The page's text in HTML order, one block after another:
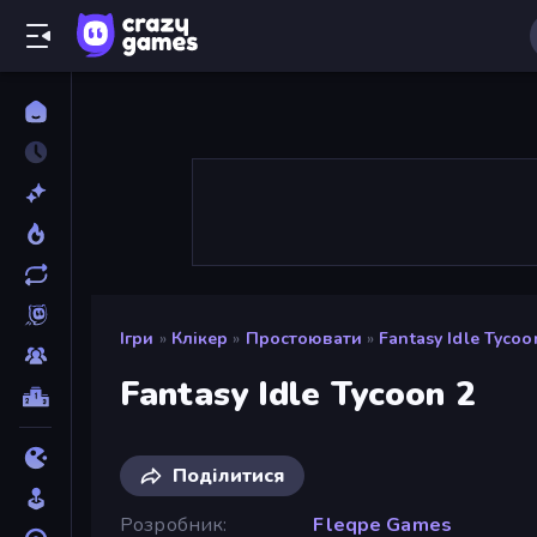
Ігри » Клікер » Простоювати » Fantasy Idle
Fantasy Idle Tycoon 2
Поділитися
Розробник
Fleqpe Games